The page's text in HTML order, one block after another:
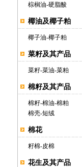
棕榈油-硬脂酸
椰油及椰子粕
椰子油-椰子粕
菜籽及其产品
菜籽-菜油-菜粕
棉籽及其产品
棉籽-棉油-棉粕
棉壳-短绒
棉花
籽棉-皮棉
花生及其产品